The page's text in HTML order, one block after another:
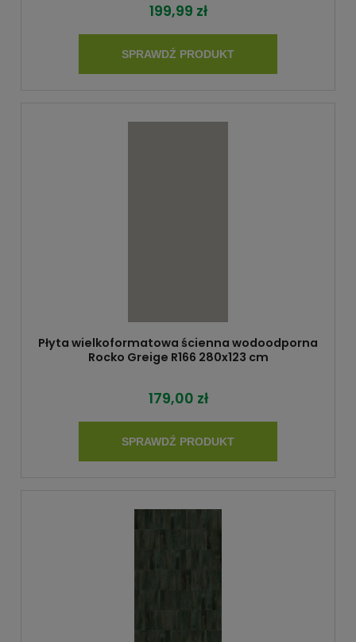
199,99 zł
SPRAWDŹ PRODUKT
Płyta wielkoformatowa ścienna wodoodporna
Rocko Greige R166 280x123 cm
179,00 zł
SPRAWDŹ PRODUKT